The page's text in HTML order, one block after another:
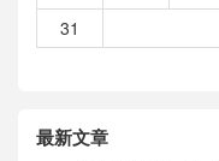
31
最新文章